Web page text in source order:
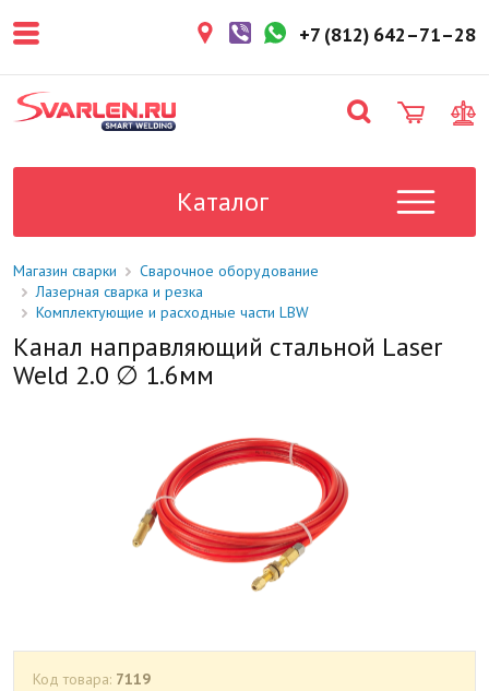
более 3 рабочих дней.
поставки в магазин: 1-2 рабочих
дня.
Данный товар отсутствует на
уточните у менеджера.
+7 (812) 642–71–28
Каталог
Магазин сварки
Сварочное оборудование
Лазерная сварка и резка
Комплектующие и расходные части LBW
Канал направляющий стальной Laser
Weld 2.0 ∅ 1.6мм
Код товара: 7119